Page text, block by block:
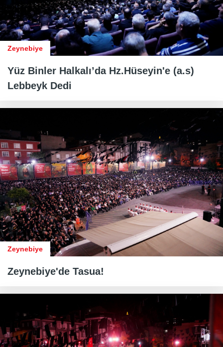
Zeynebiye
Yüz Binler Halkalı’da Hz.Hüseyin'e (a.s)
Lebbeyk Dedi
Zeynebiye
Zeynebiye'de Tasua!